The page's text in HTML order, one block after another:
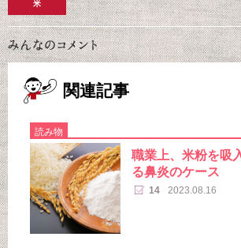
米
関連記事
読み物
職業上、米粉を吸
る鼻炎のケース
14 2023.08.16